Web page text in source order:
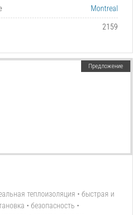
Montreal
2159
Предложение
теплоизоляция • быстрая и
• безопасность •